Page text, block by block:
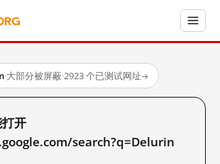
·大部分被屏蔽·2923 个已测试网址→
开
search?q=Delurin